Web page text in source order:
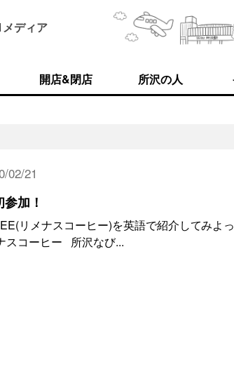
ディア
開店&閉店 所沢の人
02/21
加！
リメナスコーヒー)を英語で紹介してみ
スコーヒー 所沢なび...